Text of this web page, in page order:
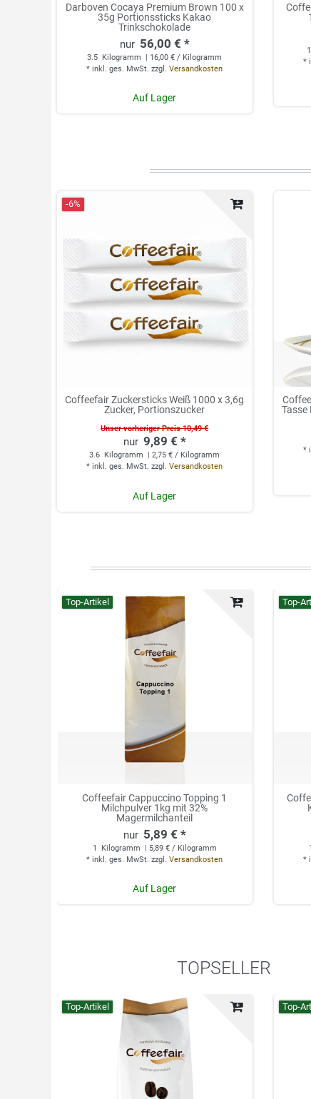
Darboven Cocaya Premium Brown 100 x
35g Portionssticks Kakao
Trinkschokolade
56,00 € *
3.5 Kilogramm
| 16,00 € / Kilogramm
*inkl. ges. MwSt. zzgl.Versandkosten
Auf Lager
*
-6%
Coffeefair Zuckersticks Weiß 1000 x 3,6g
Zucker, Portionszucker
Unser vorheriger Preis 10,49 €
9,89 € *
3.6 Kilogramm
| 2,75 € / Kilogramm
*inkl. ges. MwSt. zzgl.Versandkosten
Auf Lager
Tasse
*
Top-Artikel
Coffeefair Cappuccino Topping 1
Milchpulver 1kg mit 32%
Magermilchanteil
5,89 € *
1 Kilogramm
| 5,89 € / Kilogramm
*inkl. ges. MwSt. zzgl.Versandkosten
Auf Lager
Top-
1
*
TOPSELLER
Top-Artikel Top-